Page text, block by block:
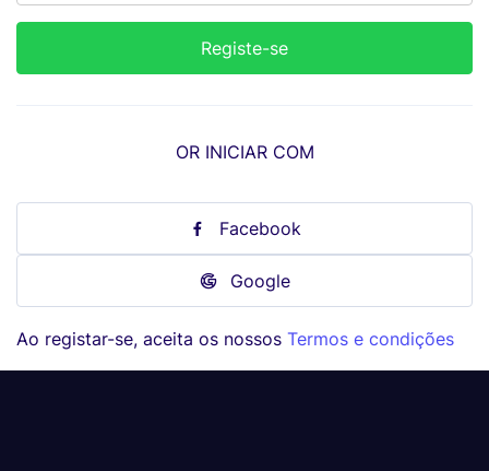
OR INICIAR COM
Facebook
Google
Ao registar-se, aceita os nossos Termos e condições